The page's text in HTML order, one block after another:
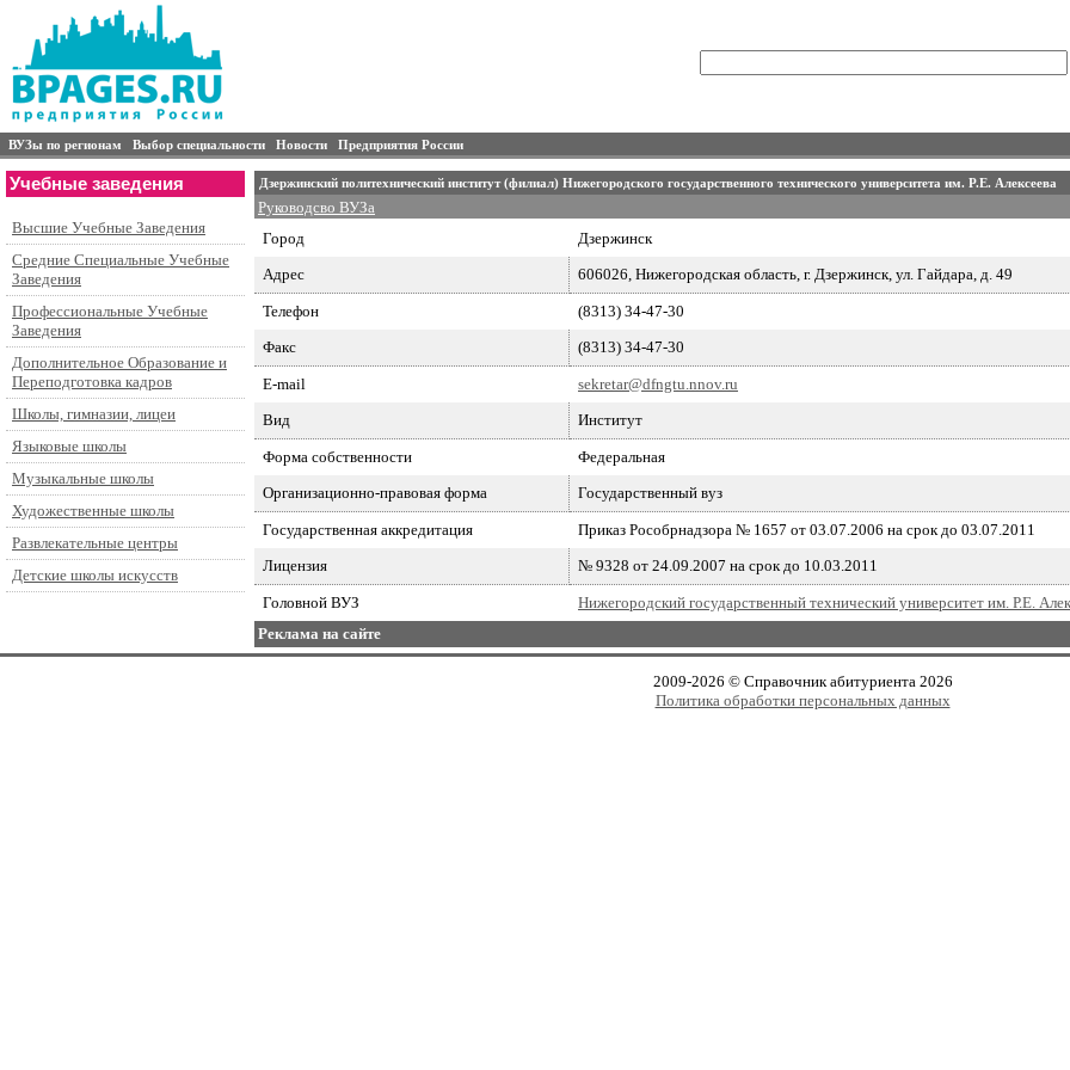
ВУЗы по регионам Выбор специальности Новости Предприятия России
Учебные заведения
Высшие Учебные Заведения
Средние Специальные Учебные
Заведения
Профессиональные Учебные
Заведения
Дополнительное Образование и
Переподготовка кадров
Школы, гимназии, лицеи
Языковые школы
Музыкальные школы
Художественные школы
Развлекательные центры
Детские школы искусств
Дзержинский политехнический институт (филиал) Нижегородского государственного технического университета им. Р.Е. Алексеева
Руководсво ВУЗа
Город
Дзержинск
Адрес
606026, Нижегородская область, г. Дзержинск, ул. Гайдара, д. 49
Телефон
(8313) 34-47-30
Факс
(8313) 34-47-30
E-mail
sekretar@dfngtu.nnov.ru
Вид
Институт
Форма собственности
Федеральная
Организационно-правовая форма
Государственный вуз
Государственная аккредитация
Приказ Рособрнадзора № 1657 от 03.07.2006 на срок до 03.07.2011
Лицензия
№ 9328 от 24.09.2007 на срок до 10.03.2011
Головной ВУЗ
Нижегородский государственный технический университет им. Р.Е.
Реклама на сайте
2009-2026 © Справочник абитуриента 2026
Политика обработки персональных данных